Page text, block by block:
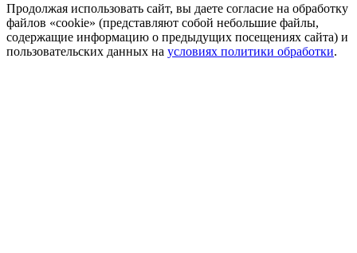
Продолжая использовать сайт, вы даете согласие на обработку
файлов «cookie» (представляют собой небольшие файлы,
содержащие информацию о предыдущих посещениях сайта) и
пользовательских данных на условиях политики обработки.